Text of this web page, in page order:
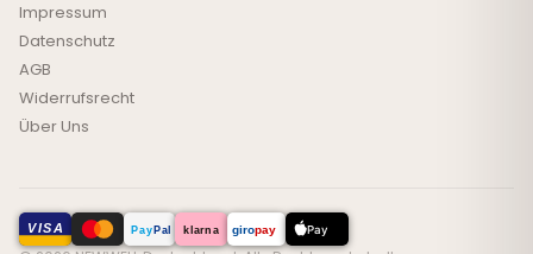
Impressum
Datenschutz
AGB
Widerrufsrecht
Über Uns
VISA PayPal klarna giropay Pay